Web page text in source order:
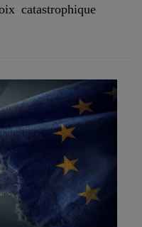
catastrophique